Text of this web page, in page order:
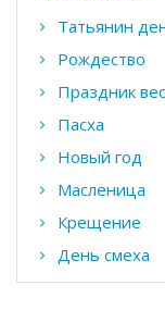
Татьянин
Рождество
Праздник
Пасха
Новый год
Масленица
Крещение
День смеха